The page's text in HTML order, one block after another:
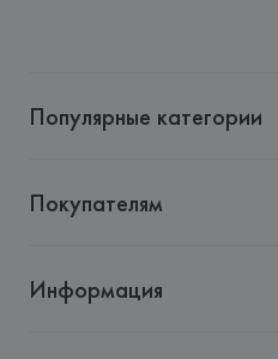
Страна происхождения товара:
Популярные категории
Покупателям
Информация